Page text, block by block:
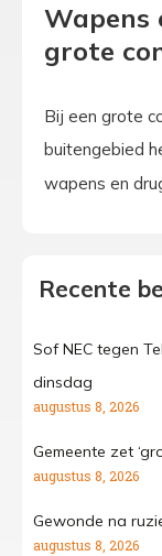
Wapens
grote
Bij een grote
buitengebied
wapens en
Recente
Sof NEC tegen
dinsdag
augustus 8, 2026
Gemeente zet
augustus 8, 2026
Gewonde na
augustus 8, 2026